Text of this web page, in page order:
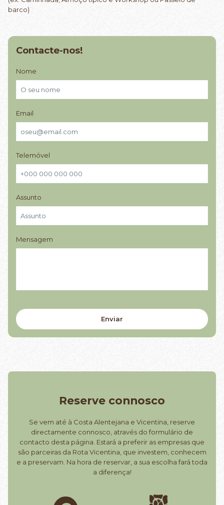
barco)
Contacte-nos!
Nome
Email
Telemóvel
Assunto
Mensagem
Reserve connosco
Se vem até à Costa Alentejana e Vicentina, reserve
directamente connosco, através do formulário de
contacto desta página. Estará a preferir as empresas que
são parceiras da Rota Vicentina, que investem, conhecem
e a preservam. Na hora de reservar, a sua escolha fará toda
a diferença!